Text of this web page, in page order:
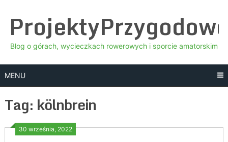
content
Blog o górach, wycieczkach rowerowych i sporcie amatorskim
MENU
Tag: kölnbrein
30 września, 2022